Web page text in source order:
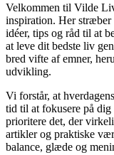
Velkommen til Vilde
inspiration. Her stræber
idéer, tips og råd til at
at leve dit bedste liv
bred vifte af emner,
udvikling.
Vi forstår, at
tid til at fokusere på
prioritere det, der
artikler og praktiske
balance, glæde og